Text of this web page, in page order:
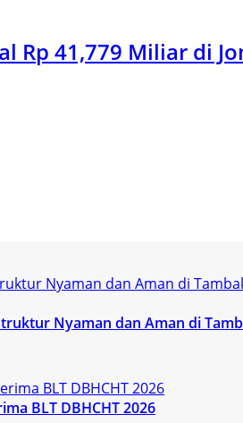
Rp 41,779 Miliar di
Nyaman dan Aman di
BLT DBHCHT 2026